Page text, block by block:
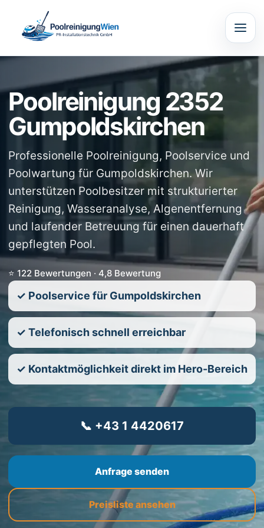
Poolreinigung 2352
Gumpoldskirchen
Professionelle Poolreinigung, Poolservice und
Poolwartung für Gumpoldskirchen. Wir
unterstützen Poolbesitzer mit strukturierter
Reinigung, Wasseranalyse, Algenentfernung
und laufender Betreuung für einen dauerhaft
gepflegten Pool.
⭐ 122 Bewertungen · 4,8 Bewertung
✓ Poolservice für Gumpoldskirchen
✓ Telefonisch schnell erreichbar
✓ Kontaktmöglichkeit direkt im Hero-Bereich
📞 +43 1 4420617
Anfrage senden
Preisliste ansehen